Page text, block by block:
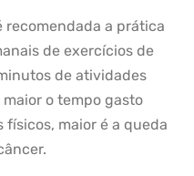
recomendada a prática
de exercícios de
de atividades
o tempo gasto
maior é a queda